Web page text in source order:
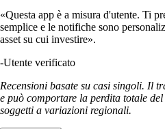
«Questa app è a misura d'utente. Ti
semplice e le notifiche sono
asset su cui investire».
-Utente verificato
Recensioni basate su casi singoli. Il
e può comportare la perdita totale
soggetti a variazioni regionali.